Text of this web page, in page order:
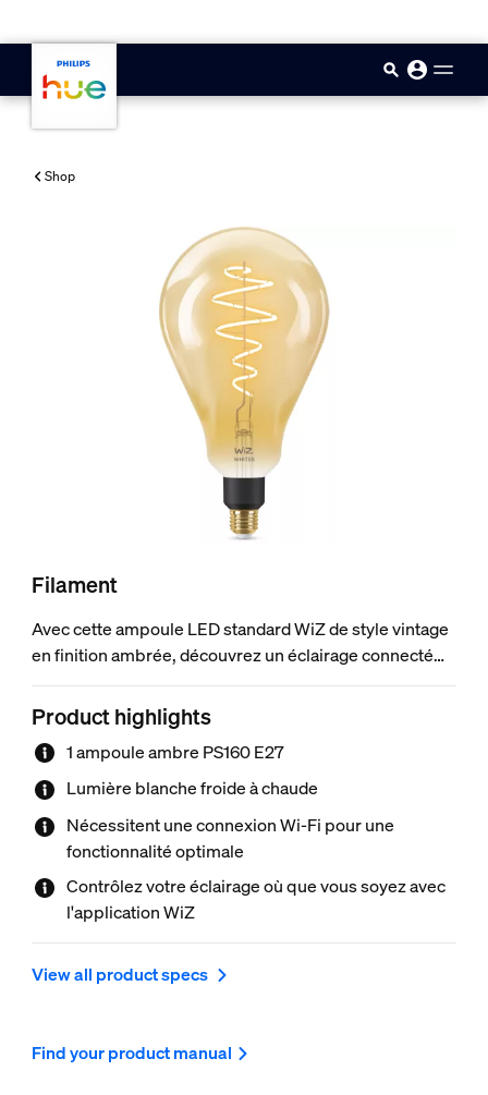
Shop
Filament
Avec cette ampoule LED standard WiZ de style vintage
en finition ambrée, découvrez un éclairage connecté
pensé pour la vie quotidienne. Son look classique et sa
finition ambrée complèteront parfaitement vos
luminaires déco. Pour créer l'ambiance qui vous
convient, choisissez une lumière blanche plus ou
moins chaude. Vous pouvez créer des programmes
d'allumage et d'extinction de vos lampes pour la
semaine ou selon un jour précis, et commander le
système via votre smartphone ou à la voix. Vous
pouvez même y accéder à distance. Pas besoin de
matériel spécial : les lampes WiZ se connectent
directement au Wi-Fi.
Product highlights
1 ampoule ambre PS160 E27
Lumière blanche froide à chaude
Nécessitent une connexion Wi-Fi pour une
fonctionnalité optimale
Contrôlez votre éclairage où que vous soyez avec
l'application WiZ
View all product specs
Find your product manual